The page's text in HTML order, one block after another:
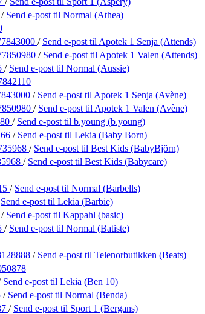
/ Send e-post til Normal (Athea)
/ Send e-post til Apotek 1 Senja (Attends)
/ Send e-post til Apotek 1 Valen (Attends)
/ Send e-post til Normal (Aussie)
/ Send e-post til Apotek 1 Senja (Avène)
/ Send e-post til Apotek 1 Valen (Avène)
/ Send e-post til b.young (b.young)
/ Send e-post til Lekia (Baby Born)
/ Send e-post til Best Kids (BabyBjörn)
/ Send e-post til Best Kids (Babycare)
/ Send e-post til Normal (Barbells)
Send e-post til Lekia (Barbie)
/ Send e-post til Kappahl (basic)
/ Send e-post til Normal (Batiste)
/ Send e-post til Telenorbutikken (Beats)
Send e-post til Lekia (Ben 10)
/ Send e-post til Normal (Benda)
/ Send e-post til Sport 1 (Bergans)